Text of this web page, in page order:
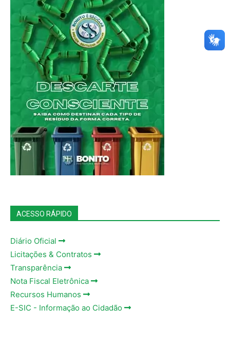
ACESSO RÁPIDO
Diário Oficial
Licitações & Contratos
Transparência
Nota Fiscal Eletrônica
Recursos Humanos
E-SIC - Informação ao Cidadão